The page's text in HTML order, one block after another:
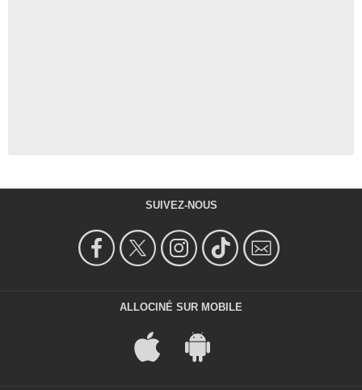
SUIVEZ-NOUS
ALLOCINÉ SUR MOBILE